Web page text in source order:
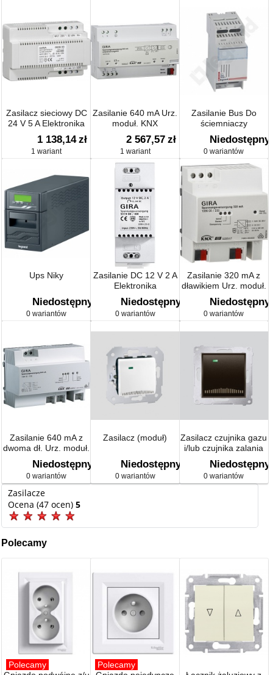
Zasilacz sieciowy DC
24 V 5 A Elektronika
1 138,14 zł
1 wariant
Zasilanie 640 mA Urz.
moduł. KNX
2 567,57 zł
1 wariant
Zasilanie Bus Do
ściemniaczy
Niedostępny
0 wariantów
Ups Niky
Niedostępny
0 wariantów
Zasilanie DC 12 V 2 A
Elektronika
Niedostępny
0 wariantów
Zasilanie 320 mA z
dławikiem Urz. moduł.
KNX
Niedostępny
0 wariantów
Zasilanie 640 mA z
dwoma dł. Urz. moduł.
KNX
Niedostępny
0 wariantów
Zasilacz (moduł)
Niedostępny
0 wariantów
Zasilacz czujnika gazu
i/lub czujnika zalania
(moduł)
Niedostępny
0 wariantów
Zasilacze
Ocena (47 ocen)5
Polecamy
Polecamy
Polecamy